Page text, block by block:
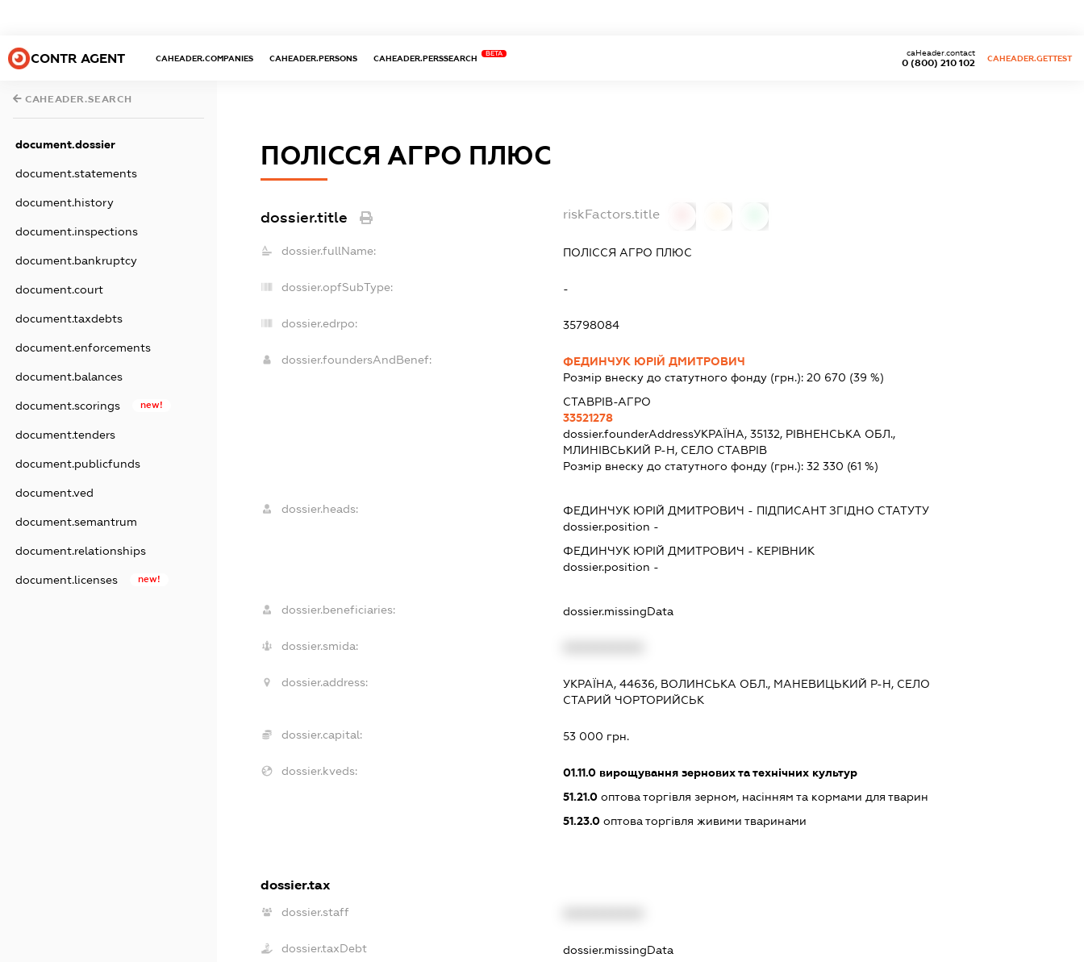
CONTR AGENT CAHEADER.COMPANIES CAHEADER.PERSONS CAHEADER.PERSSEARCH
BETA
0 (800) 210 102
caHeader.contact
CAHEADER.GETTEST
CAHEADER.SEARCH
document.dossier
document.statements
document.history
document.inspections
document.bankruptcy
document.court
document.taxdebts
document.enforcements
document.balances
document.scorings new!
document.tenders
document.publicfunds
document.ved
document.semantrum
document.relationships
document.licenses new!
ПОЛІССЯ АГРО ПЛЮС
dossier.title riskFactors.title
dossier.fullName: ПОЛІССЯ АГРО ПЛЮС
dossier.opfSubType: -
dossier.edrpo: 35798084
dossier.foundersAndBenef:
ФЕДИНЧУК ЮРІЙ ДМИТРОВИЧ
Розмір внеску до статутного фонду (грн.): 20 670 (39 %)
СТАВРІВ-АГРО
33521278
dossier.founderAddressУКРАЇНА, 35132, РІВНЕНСЬКА ОБЛ.,
МЛИНІВСЬКИЙ Р-Н, СЕЛО СТАВРІВ
Розмір внеску до статутного фонду (грн.): 32 330 (61 %)
dossier.heads: ФЕДИНЧУК ЮРІЙ ДМИТРОВИЧ - ПІДПИСАНТЗГІДНО СТАТУТУ
dossier.position -
ФЕДИНЧУК ЮРІЙ ДМИТРОВИЧ - КЕРІВНИК
dossier.position -
dossier.beneficiaries: dossier.missingData
dossier.smida:
dossier.address:
УКРАЇНА, 44636, ВОЛИНСЬКА ОБЛ., МАНЕВИЦЬКИЙ Р-Н, СЕЛО
СТАРИЙ ЧОРТОРИЙСЬК
dossier.capital: 53 000 грн.
dossier.kveds: 01.11.0вирощування зернових та технічних культур
51.21.0оптова торгівля зерном, насінням та кормами для тварин
51.23.0оптова торгівля живими тваринами
dossier.tax
dossier.staff
dossier.taxDebt dossier.missingData